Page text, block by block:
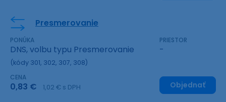
Presmerovanie
PONÚKA
DNS, volbu typu Presmerovanie
(kódy 301, 302, 307, 308)
PRIESTOR
-
CENA
0,83 € 1,02 € s DPH Objednať